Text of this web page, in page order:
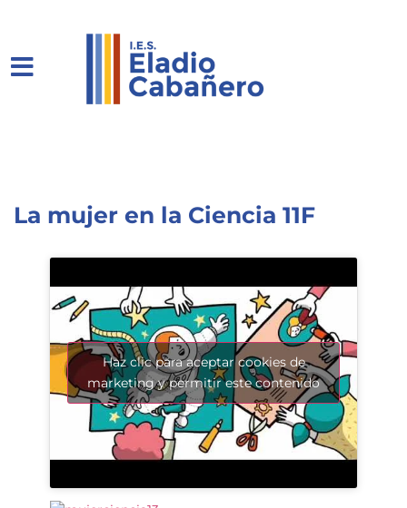
La mujer en la Ciencia 11F
Haz clic para aceptar cookies de
marketing y permitir este contenido